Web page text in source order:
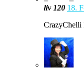
liv 120 18.
CrazyChelli